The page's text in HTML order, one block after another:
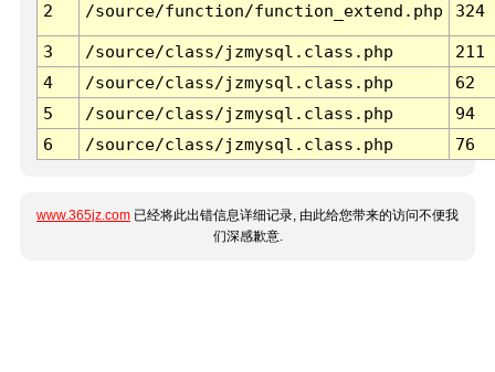
2 /source/function/function_extend.php 324
3 /source/class/jzmysql.class.php
211
4
/source/class/jzmysql.class.php
62
5
/source/class/jzmysql.class.php
94
6
/source/class/jzmysql.class.php 76
www.365jz.com 已经将此出错信息详细记录, 由此给您带来的访问不便我
们深感歉意.